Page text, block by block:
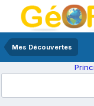
Mes Découvertes